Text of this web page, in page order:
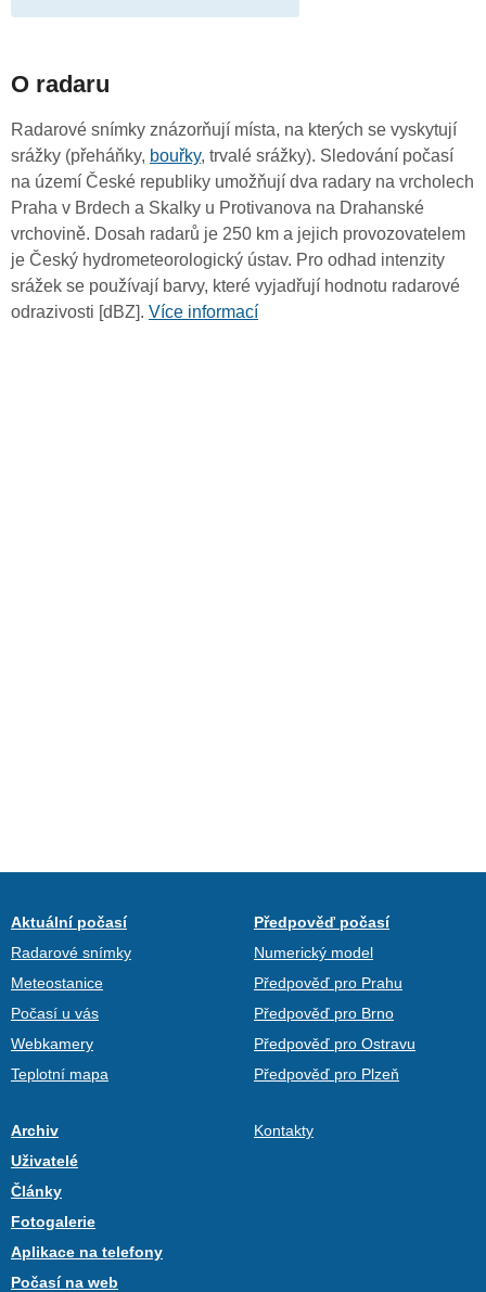
O radaru
Radarové snímky znázorňují místa, na kterých se vyskytují
srážky (přeháňky, bouřky, trvalé srážky). Sledování počasí
na území České republiky umožňují dva radary na vrcholech
Praha v Brdech a Skalky u Protivanova na Drahanské
vrchovině. Dosah radarů je 250 km a jejich provozovatelem
je Český hydrometeorologický ústav. Pro odhad intenzity
srážek se používají barvy, které vyjadřují hodnotu radarové
odrazivosti [dBZ]. Více informací
Aktuální počasí
Radarové snímky
Meteostanice
Počasí u vás
Webkamery
Teplotní mapa
Předpověď počasí
Numerický model
Předpověď pro Prahu
Předpověď pro Brno
Předpověď pro Ostravu
Předpověď pro Plzeň
Archiv
Uživatelé
Články
Fotogalerie
Aplikace na telefony
Počasí na web
Kontakty